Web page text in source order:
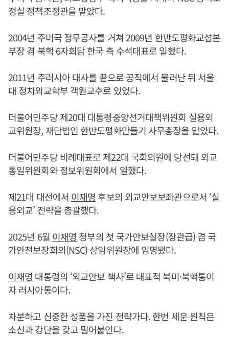
정실 정책조정관을 맡았다.
2004년 주미국 정무공사를 거쳐 2009년 한반도평화교섭본
부장 겸 북핵 6자회담 한국 측 수석대표로 일했다.
2011년 주러시아 대사를 끝으로 공직에서 물러난 뒤 서울
대 정치외교학부 객원교수로 있었다.
더불어민주당 제20대 대통령중앙선거대책위원회 실용외
교위원장, 재단법인 한반도평화만들기 사무총장을 맡았다.
더불어민주당 비례대표로 제22대 국회의원에 당선돼 외교
통일위원회와 정보위원회에서 일했다.
제21대 대선에서 이재명 후보의 외교안보보좌관으로서 ‘실
용외교’ 전략을 총괄했다.
2025년 6월 이재명 정부의 첫 국가안보실장(장관급) 겸 국
가안전보장회의(NSC) 상임위원장에 임명됐다.
이재명 대통령의 ‘외교안보 책사’로 대표적 북미·북핵통이
자 러시아통이다.
차분하고 신중한 성품을 가진 전략가다. 한번 세운 원칙은
소신과 강단을 갖고 밀어붙인다.